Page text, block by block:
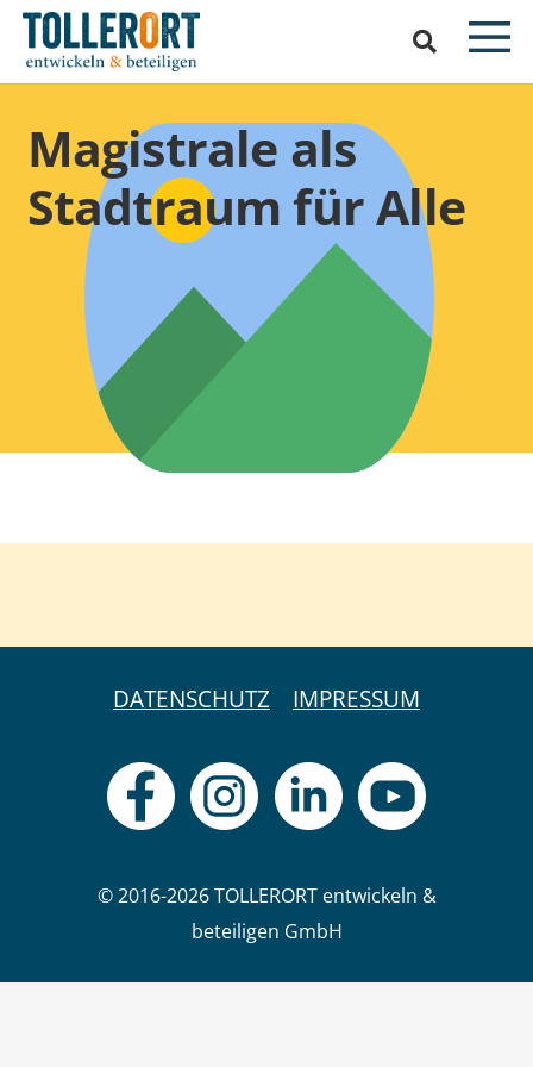
Magistrale als
Stadtraum für Alle
DATENSCHUTZ IMPRESSUM
© 2016-2026 TOLLERORT entwickeln &
beteiligen GmbH